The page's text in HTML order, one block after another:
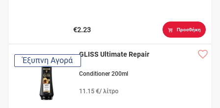
€2.23 Προσθήκη
Έξυπνη Αγορά
GLISS Ultimate Repair
Conditioner 200ml
11.15 €/ λίτρο